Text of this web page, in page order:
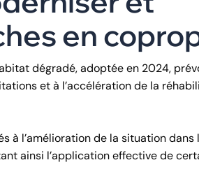
en
dégradé, adoptée en 2024,
et à l’accélération de la
à l’amélioration de la situation dans
ainsi l’application effective de